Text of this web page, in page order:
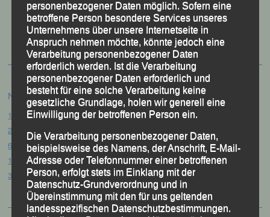
50 Jahre LG Passau
Festzschrift
Neueste Beiträge
15. Pörndorfer Sommernachtslauf – Pörndorf, 01.08.2026
20. Goldener Steig-Lauf – Stozec/Tusset, 01.08.2026
61. Bergsportfest – Ortenburg, 26.07.2026
12. Loser Berglauf – Altaussee/Österreich, 25.07.2026
32. Sommerbiathlon – Passau, 18.07.2026
personenbezogener Daten möglich. Sofern eine
betroffene Person besondere Services unseres
Unternehmens über unsere Internetseite in
Anspruch nehmen möchte, könnte jedoch eine
Verarbeitung personenbezogener Daten
erforderlich werden. Ist die Verarbeitung
personenbezogener Daten erforderlich und
besteht für eine solche Verarbeitung keine
gesetzliche Grundlage, holen wir generell eine
Einwilligung der betroffenen Person ein.
Die Verarbeitung personenbezogener Daten,
beispielsweise des Namens, der Anschrift, E-Mail-
Adresse oder Telefonnummer einer betroffenen
Person, erfolgt stets im Einklang mit der
Datenschutz-Grundverordnung und in
Übereinstimmung mit den für uns geltenden
landesspezifischen Datenschutzbestimmungen.